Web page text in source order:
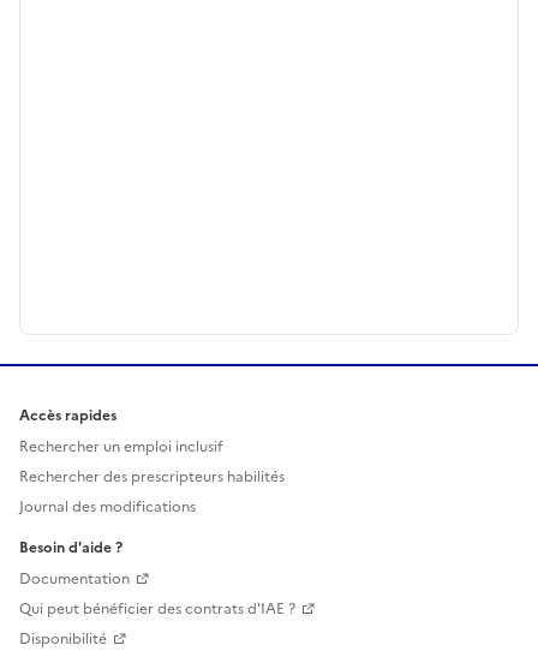
Accès rapides
Rechercher un emploi inclusif
Rechercher des prescripteurs habilités
Journal des modifications
Besoin d'aide ?
Documentation
Qui peut bénéficier des contrats d'IAE ?
Disponibilité